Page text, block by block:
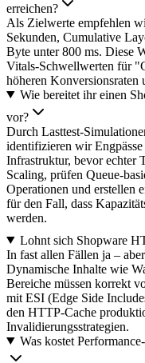
erreichen?
Als Zielwerte empfehlen
Sekunden, Cumulative
Byte unter 800 ms. Diese
Vitals-Schwellwerten für
höheren Konversionsraten
Wie bereitet ihr einen
vor?
Durch Lasttest-
identifizieren wir
Infrastruktur, bevor echter
Scaling, prüfen Queue-
Operationen und erstellen
für den Fall, dass
werden.
Lohnt sich Shopware
In fast allen Fällen ja –
Dynamische Inhalte wie
Bereiche müssen korrekt
mit ESI (Edge Side
den HTTP-Cache
Invalidierungsstrategien.
Was kostet